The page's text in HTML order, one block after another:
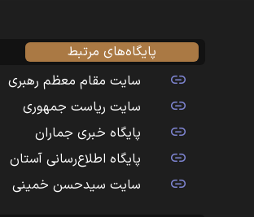
پایگاه‌های مرتبط
سایت مقام معظم رهبری
سایت ریاست جمهوری
پایگاه خبری جماران
پایگاه اطلاع‌رسانی آستان
سایت سیدحسن خمینی